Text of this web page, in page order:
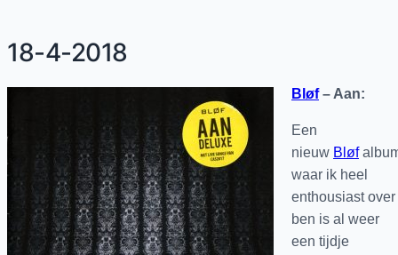
18-4-2018
Bløf– Aan:
Een
nieuw Bløf
waar ik heel
enthousiast over
ben is al weer
een tijdje